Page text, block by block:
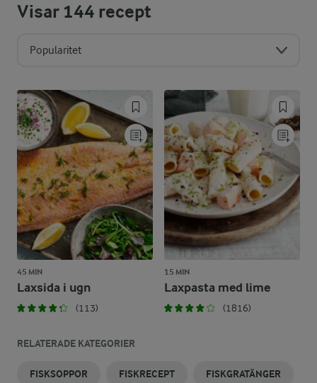
Visar144 recept
Popularitet
45 MIN
Laxsida i ugn
(113)
15 MIN
Laxpasta med lime
(1816)
RELATERADE KATEGORIER
FISKSOPPOR FISKRECEPT FISKGRATÄNGER